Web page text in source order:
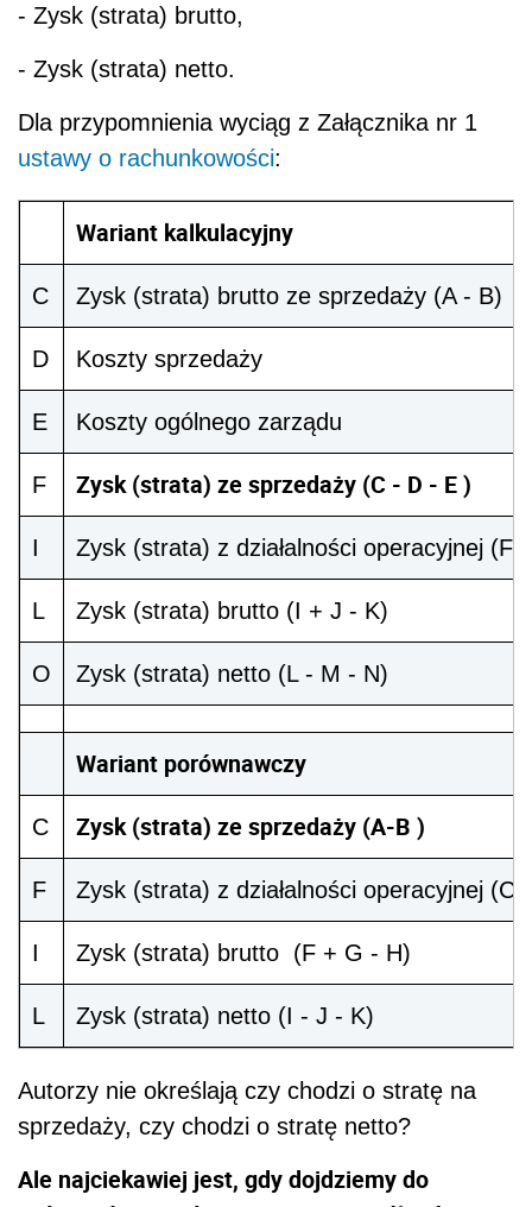
- Zysk (strata) brutto,
- Zysk (strata) netto.
Dla przypomnienia wyciąg z Załącznika nr 1
ustawy o rachunkowości:
Wariant kalkulacyjny
C Zysk (strata) brutto ze sprzedaży (A - B)
D Koszty sprzedaży
E Koszty ogólnego zarządu
F Zysk (strata) ze sprzedaży (C - D - E )
I Zysk (strata) z działalności operacyjnej (F
L Zysk (strata) brutto (I + J - K)
O Zysk (strata) netto (L - M - N)
Wariant porównawczy
C Zysk (strata) ze sprzedaży (A-B )
F Zysk (strata) z działalności operacyjnej (C
I Zysk (strata) brutto (F + G - H)
L Zysk (strata) netto (I - J - K)
Autorzy nie określają czy chodzi o stratę na
sprzedaży, czy chodzi o stratę netto?
Ale najciekawiej jest, gdy dojdziemy do